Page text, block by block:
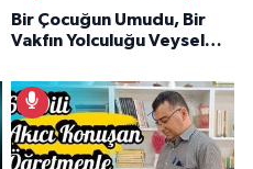
Bir Çocuğun Umudu, Bir
Vakfın Yolculuğu Veysel